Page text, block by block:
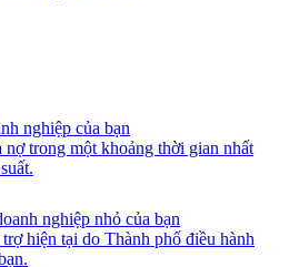
nghiệp của bạn
trong một khoảng thời gian nhất
nghiệp nhỏ của bạn
hiện tại do Thành phố điều hành